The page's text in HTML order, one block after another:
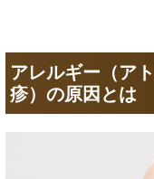
アレルギー（ア
疹）の原因とは